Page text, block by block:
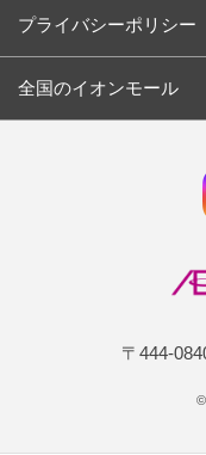
プライバシーポリシー
全国のイオンモール
〒444-
©